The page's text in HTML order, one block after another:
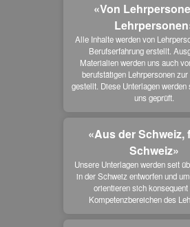
«Von
Alle Inhalte werden von
Berufserfahrung erstellt.
Materialien werden uns auch
berufstätigen Lehrpersonen zur
gestellt. Diese Unterlagen werden
uns geprüft.
«Aus der Schweiz,
Schweiz»
Unsere Unterlagen werden seit
in der Schweiz entworfen und
orientieren sich konsequent
Kompetenzbereichen des